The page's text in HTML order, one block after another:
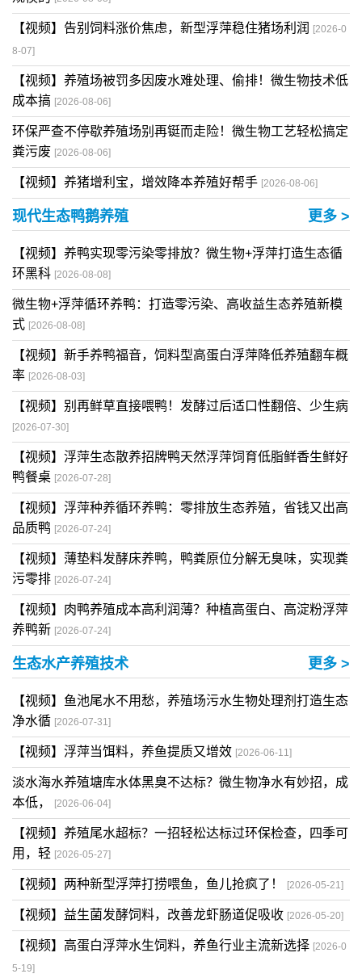
【视频】告别饲料涨价焦虑，新型浮萍稳住猪场利润
[2026-0
8-07]
【视频】养殖场被罚多因废水难处理、偷排！微生物技术低
成本搞 [2026-08-06]
环保严查不停歇养殖场别再铤而走险！微生物工艺轻松搞定
粪污废 [2026-08-06]
【视频】养猪增利宝，增效降本养殖好帮手 [2026-08-06]
现代生态鸭鹅养殖 更多 >
【视频】养鸭实现零污染零排放？微生物+浮萍打造生态循
环黑科 [2026-08-08]
微生物+浮萍循环养鸭：打造零污染、高收益生态养殖新模
式 [2026-08-08]
【视频】新手养鸭福音，饲料型高蛋白浮萍降低养殖翻车概
率 [2026-08-03]
【视频】别再鲜草直接喂鸭！发酵过后适口性翻倍、少生病
[2026-07-30]
【视频】浮萍生态散养招牌鸭天然浮萍饲育低脂鲜香生鲜好
鸭餐桌 [2026-07-28]
【视频】浮萍种养循环养鸭：零排放生态养殖，省钱又出高
品质鸭 [2026-07-24]
【视频】薄垫料发酵床养鸭，鸭粪原位分解无臭味，实现粪
污零排 [2026-07-24]
【视频】肉鸭养殖成本高利润薄？种植高蛋白、高淀粉浮萍
养鸭新 [2026-07-24]
生态水产养殖技术 更多 >
【视频】鱼池尾水不用愁，养殖场污水生物处理剂打造生态
净水循 [2026-07-31]
【视频】浮萍当饵料，养鱼提质又增效 [2026-06-11]
淡水海水养殖塘库水体黑臭不达标？微生物净水有妙招，成
本低，
[2026-06-04]
【视频】养殖尾水超标？一招轻松达标过环保检查，四季可
用，轻 [2026-05-27]
【视频】两种新型浮萍打捞喂鱼，鱼儿抢疯了！ [2026-05-21]
【视频】益生菌发酵饲料，改善龙虾肠道促吸收 [2026-05-20]
【视频】高蛋白浮萍水生饲料，养鱼行业主流新选择 [2026-0
5-19]